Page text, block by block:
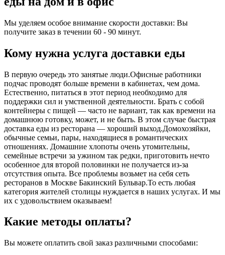
Мы уделяем особое внимание скорости доставки: Вы
получите заказ в течении 60 - 90 минут.
Кому нужна услуга доставки еды
В первую очередь это занятые люди.Офисные работники
подчас проводят больше времени в кабинетах, чем дома.
Естественно, питаться в этот период необходимо для
поддержки сил и умственной деятельности. Брать с собой
контейнеры с пищей ― часто не вариант, так как времени на
домашнюю готовку, может, и не быть. В этом случае быстрая
доставка еды из ресторана ― хороший выход.Домохозяйки,
обычные семьи, пары, находящиеся в романтических
отношениях. Домашние хлопоты очень утомительны,
семейные встречи за ужином так редки, приготовить нечто
особенное для второй половинки не получается из-за
отсутствия опыта. Все проблемы возьмет на себя сеть
ресторанов в Москве Бакинский Бульвар.То есть любая
категория жителей столицы нуждается в наших услугах. И мы
их с удовольствием оказываем!
Какие методы оплаты?
Вы можете оплатить свой заказ различными способами: